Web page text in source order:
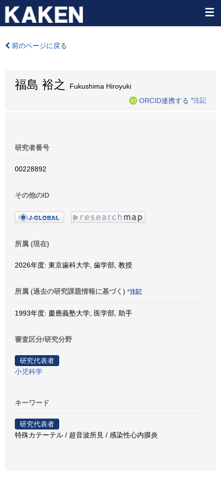
前のページに戻る
福島 裕之
Fukushima Hiroyuki
ORCID連携する *注記
研究者番号
00228892
その他のID
所属 (現在)
2026年度: 東京歯科大学, 歯学部, 教授
所属 (過去の研究課題情報に基づく) *注記
1993年度: 慶應義塾大学, 医学部, 助手
審査区分/研究分野
研究代表者
小児科学
キーワード
研究代表者
特殊カテーテル / 超音波所見 / 感染性心内膜炎